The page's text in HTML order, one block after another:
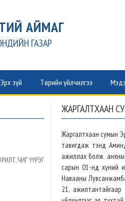
АЙМАГ
ГАЗАР
Эрх зүй Төрийн үйлчилгээ
ЧИГ ҮҮРЭГ
ЖАРГАЛТХААН
Жаргалтхаан сумын
тавигдаж тэнд
ажиллах болж
сарын 01-нд хүний
Навааны
21,